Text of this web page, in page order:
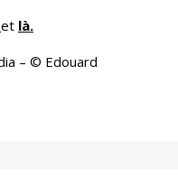
et là.
– © Edouard